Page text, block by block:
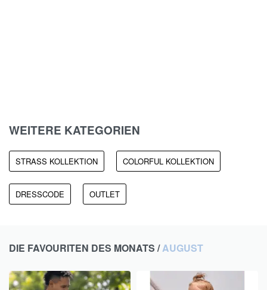
WEITERE KATEGORIEN
STRASS KOLLEKTION COLORFUL KOLLEKTION
DRESSCODE OUTLET
DIE FAVOURITEN DES MONATS /AUGUST